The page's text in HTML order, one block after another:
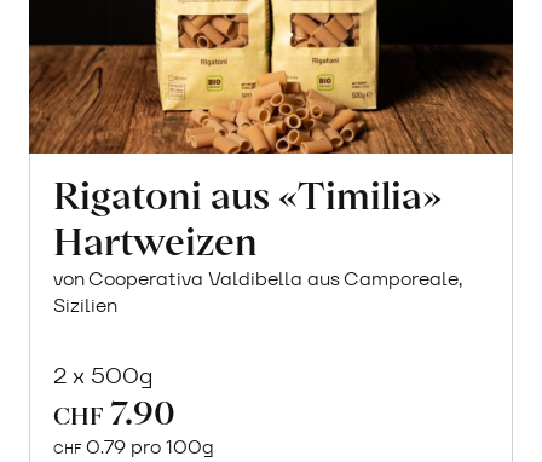
Rigatoni aus «Timilia»
Hartweizen
von Cooperativa Valdibella aus Camporeale,
Sizilien
2 x 500g
CHF 7.90
CHF 0.79 pro 100g